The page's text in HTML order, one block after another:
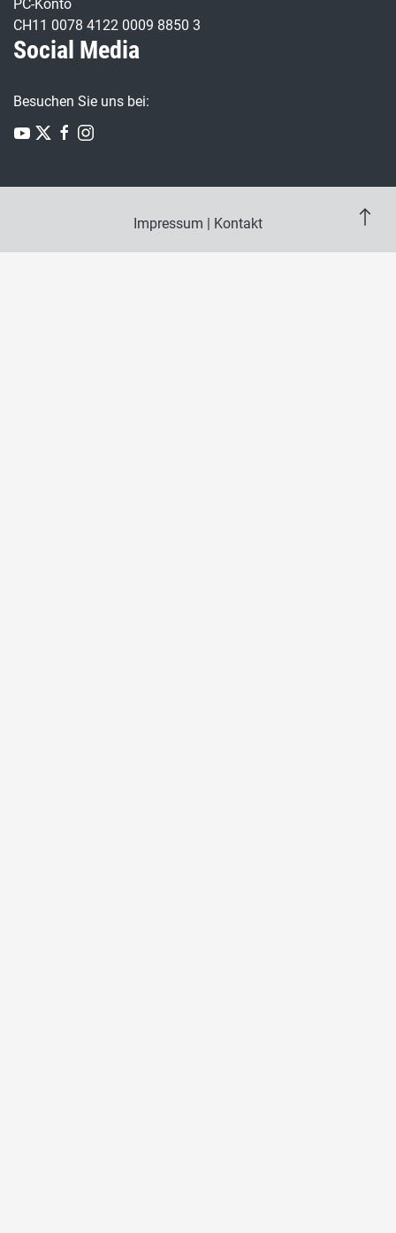
PC-Konto
CH11 0078 4122 0009 8850 3
Social Media
Besuchen Sie uns bei:
Impressum | Kontakt